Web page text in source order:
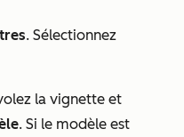
. Sélectionnez
la vignette et
. Si le modèle est